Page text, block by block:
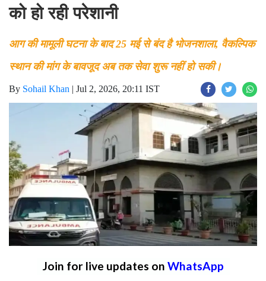
को हो रही परेशानी
आग की मामूली घटना के बाद 25 मई से बंद है भोजनशाला, वैकल्पिक
स्थान की मांग के बावजूद अब तक सेवा शुरू नहीं हो सकी।
By Sohail Khan | Jul 2, 2026, 20:11 IST
Join for live updates on WhatsApp